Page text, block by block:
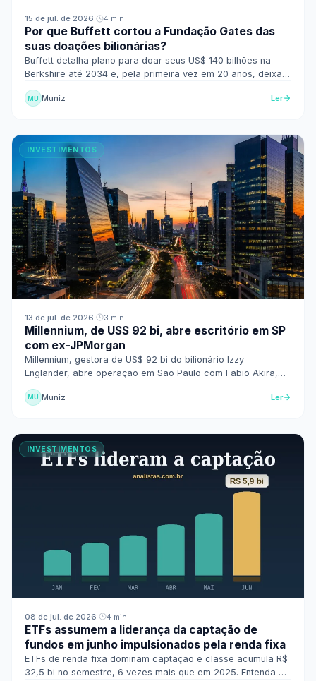
15 de jul. de 2026· 4 min
Por que Buffett cortou a Fundação Gates das
suas doações bilionárias?
Buffett detalha plano para doar seus US$ 140 bilhões na
Berkshire até 2034 e, pela primeira vez em 20 anos, deixa a
Fundação Gates fora da lista.
MU Muniz Ler
INVESTIMENTOS
13 de jul. de 2026· 3 min
Millennium, de US$ 92 bi, abre escritório em SP
com ex-JPMorgan
Millennium, gestora de US$ 92 bi do bilionário Izzy
Englander, abre operação em São Paulo com Fabio Akira,
MU Muniz Ler
INVESTIMENTOS
08 de jul. de 2026· 4 min
ETFs assumem a liderança da captação de
fundos em junho impulsionados pela renda fixa
ETFs de renda fixa dominam captação e classe acumula R$
32,5 bi no semestre, 6 vezes mais que em 2025. Entenda os